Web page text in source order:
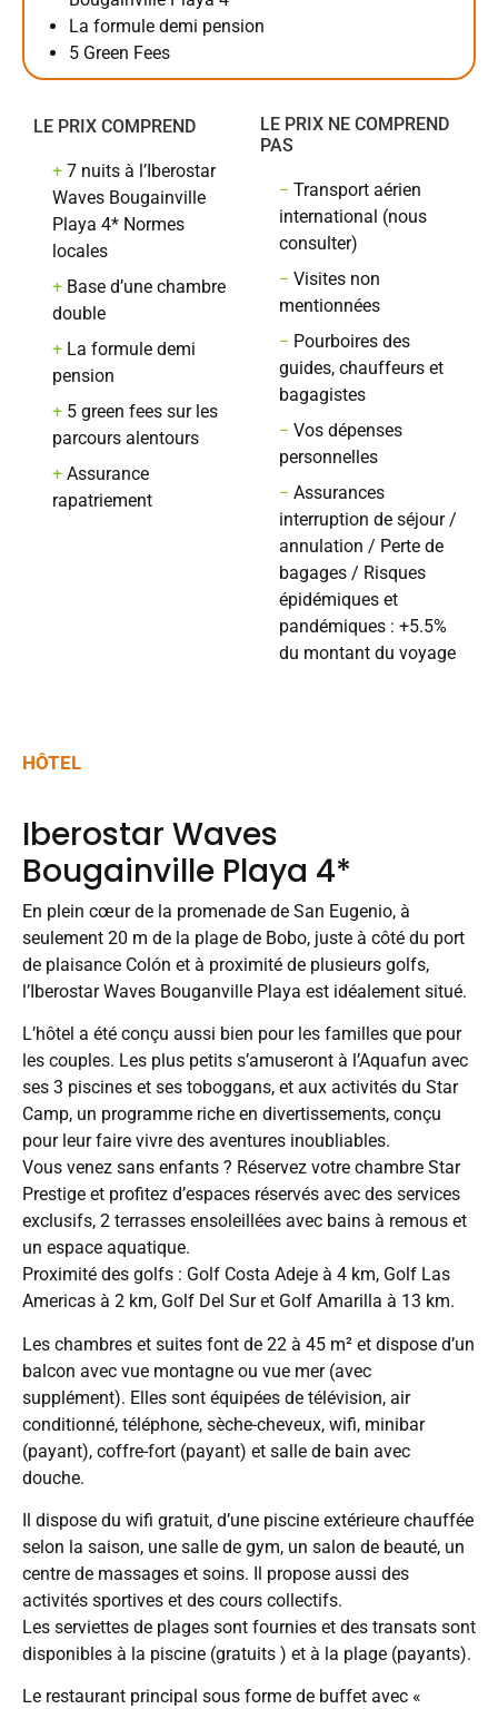
La formule demi pension
5 Green Fees
LE PRIX COMPREND
+ 7 nuits à l’Iberostar
Waves Bougainville
Playa 4* Normes
locales
+ Base d’une chambre
double
+ La formule demi
pension
+ 5 green fees sur les
parcours alentours
+ Assurance
rapatriement
LE PRIX NE COMPREND
PAS
−Transport aérien
international (nous
consulter)
−Visites non
mentionnées
− Pourboires des
guides, chauffeurs et
bagagistes
−Vos dépenses
personnelles
−Assurances
interruption de séjour /
annulation / Perte de
bagages / Risques
épidémiques et
pandémiques : +5.5%
du montant du voyage
HÔTEL
Iberostar Waves
Bougainville Playa 4*
En plein cœur de la promenade de San Eugenio, à
seulement 20 m de la plage de Bobo, juste à côté du port
de plaisance Colón et à proximité de plusieurs golfs,
l’Iberostar Waves Bouganville Playa est idéalement situé.
L’hôtel a été conçu aussi bien pour les familles que pour
les couples. Les plus petits s’amuseront à l’Aquafun avec
ses 3 piscines et ses toboggans, et aux activités du Star
Camp, un programme riche en divertissements, conçu
pour leur faire vivre des aventures inoubliables.
Vous venez sans enfants ? Réservez votre chambre Star
Prestige et profitez d’espaces réservés avec des services
exclusifs, 2 terrasses ensoleillées avec bains à remous et
un espace aquatique.
Proximité des golfs : Golf Costa Adeje à 4 km, Golf Las
Americas à 2 km, Golf Del Sur et Golf Amarilla à 13 km.
Les chambres et suites font de 22 à 45 m² et dispose d’un
balcon avec vue montagne ou vue mer (avec
supplément). Elles sont équipées de télévision, air
conditionné, téléphone, sèche-cheveux, wifi, minibar
(payant), coffre-fort (payant) et salle de bain avec
douche.
Il dispose du wifi gratuit, d’une piscine extérieure chauffée
selon la saison, une salle de gym, un salon de beauté, un
centre de massages et soins. Il propose aussi des
activités sportives et des cours collectifs.
Les serviettes de plages sont fournies et des transats sont
disponibles à la piscine (gratuits ) et à la plage (payants).
Le restaurant principal sous forme de buffet avec «